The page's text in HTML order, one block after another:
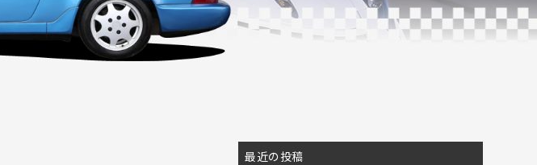
最近の投稿